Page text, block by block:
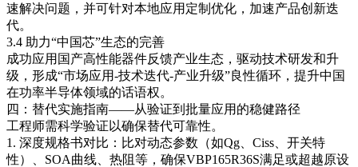
速解决问题，并可针对本地应用定制优化，加速产品创新迭
代。
3.4 助力“中国芯”生态的完善
成功应用国产高性能器件反馈产业生态，驱动技术研发和升
级，形成“市场应用-技术迭代-产业升级”良性循环，提升中国
在功率半导体领域的话语权。
四：替代实施指南——从验证到批量应用的稳健路径
工程师需科学验证以确保替代可靠性。
1. 深度规格书对比：比对动态参数（如Qg、Ciss、开关特
性）、SOA曲线、热阻等，确保VBP165R36S满足或超越原设